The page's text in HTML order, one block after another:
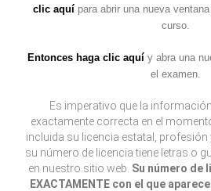
clic aquí para abrir una nueva
curso.
Entonces haga clic aquí y abra una
el examen.
Es imperativo que la
exactamente correcta en el
incluida su licencia estatal, profesión
su número de licencia tiene letras o
en nuestro sitio web. Su número de
EXACTAMENTE con el que